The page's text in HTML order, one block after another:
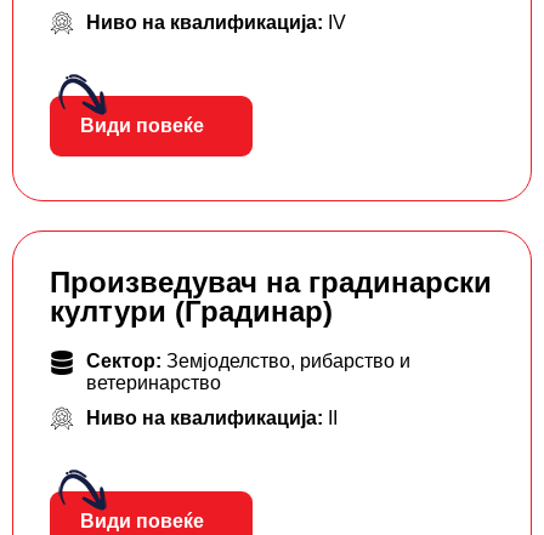
Ниво на квалификација: IV
Види повеќе
Произведувач на градинарски
култури (Градинар)
Сектор: Земјоделство, рибарство и
ветеринарство
Ниво на квалификација:
Види повеќе